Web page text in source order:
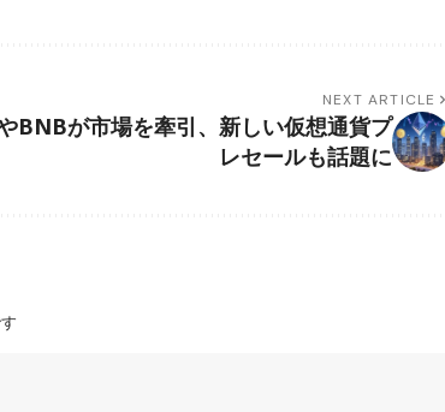
NEXT ARTICLE
BNBが市場を牽引、新しい仮想通貨プ
レセールも話題に